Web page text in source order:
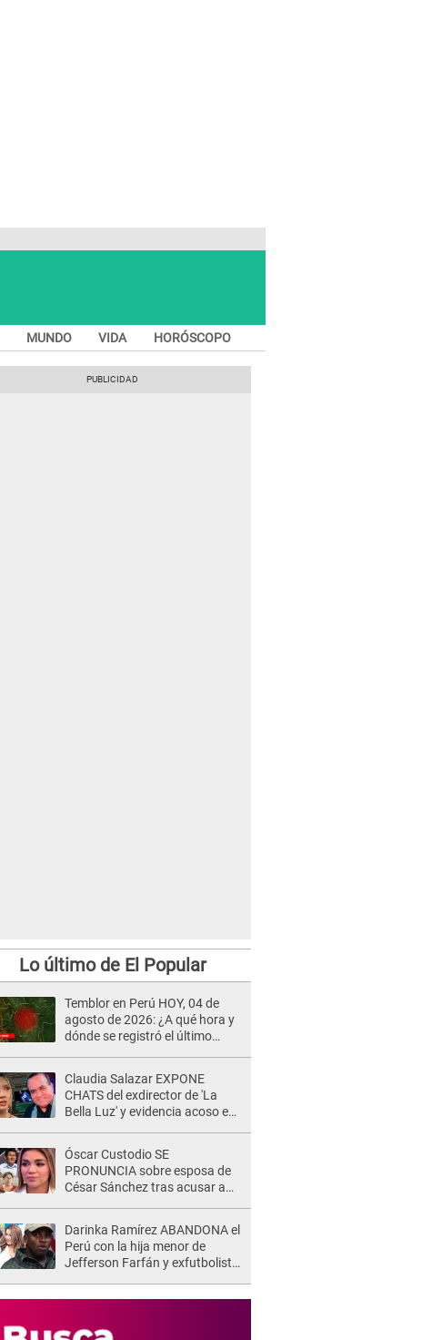
MUNDO VIDA HORÓSCOPO
Lo último de El Popular
Temblor en Perú HOY, 04 de
agosto de 2026: ¿A qué hora y
dónde se registró el último
Claudia Salazar EXPONE
CHATS del exdirector de 'La
Bella Luz' y evidencia acoso e
conmigo, no pasa nada"
Óscar Custodio SE
PRONUNCIA sobre esposa de
César Sánchez tras acusar a
de la justicia"
Darinka Ramírez ABANDONA el
Perú con la hija menor de
Jefferson Farfán y exfutbolista